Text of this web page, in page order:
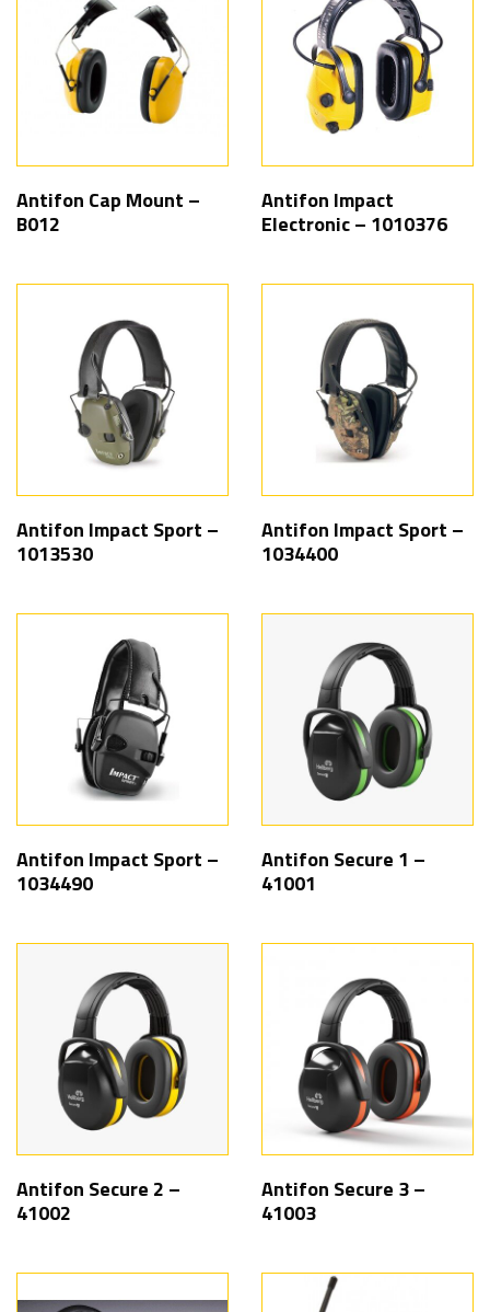
Antifon Cap Mount –
B012
Antifon Impact
Electronic – 1010376
Antifon Impact Sport –
1013530
Antifon Impact Sport –
1034400
Antifon Impact Sport –
1034490
Antifon Secure 1 –
41001
Antifon Secure 2 –
41002
Antifon Secure 3 –
41003